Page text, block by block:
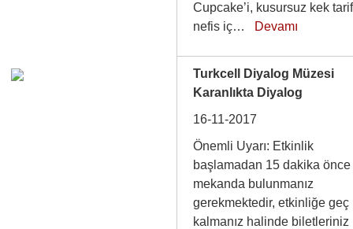
Cupcake’i, kusursuz kek
nefis iç… Devamı
Turkcell Diyalog Müzesi
Karanlıkta Diyalog
16-11-2017
Önemli Uyarı: Etkinlik
başlamadan 15 dakika önce
mekanda bulunmanız
gerekmektedir, etkinliğe geç
kalmanız halinde biletleriniz